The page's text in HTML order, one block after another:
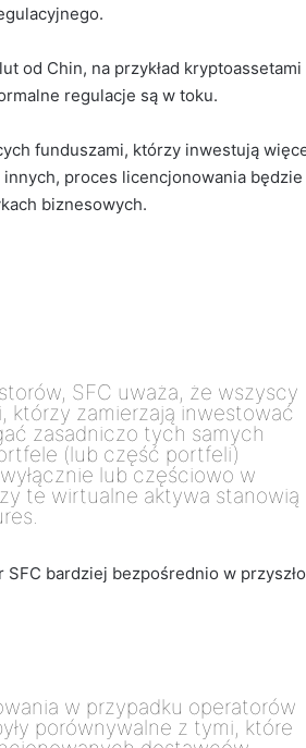
od Chin, na przykład kryptoassetami
regulacje są w toku.
funduszami, którzy inwestują
proces licencjonowania będzie
biznesowych.
SFC uważa, że ​​wszyscy
którzy zamierzają inwestować
zasadniczo tych samych
(lub część portfeli)
lub częściowo w
te wirtualne aktywa stanowią
bardziej bezpośrednio w
w przypadku operatorów
porównywalne z tymi, które